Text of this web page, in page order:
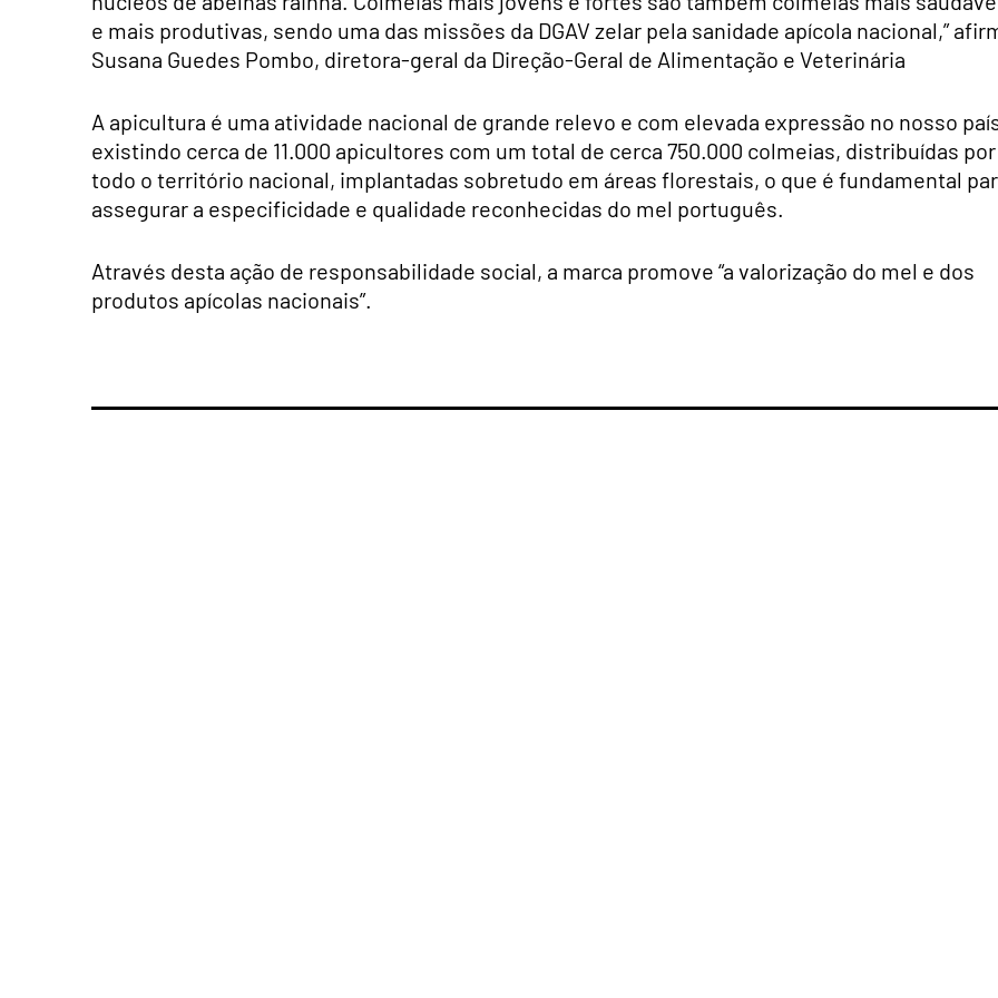
e mais produtivas, sendo uma das missões da DGAV zelar pela sanidade apícola nacional,”
Susana Guedes Pombo, diretora-geral da Direção-Geral de Alimentação e Veterinária
A apicultura é uma atividade nacional de grande relevo e com elevada expressão no nosso
existindo cerca de 11.000 apicultores com um total de cerca 750.000 colmeias, distribuídas por
todo o território nacional, implantadas sobretudo em áreas florestais, o que é fundamental
assegurar a especificidade e qualidade reconhecidas do mel português.
Através desta ação de responsabilidade social, a marca promove “a valorização do mel e dos
produtos apícolas nacionais”.